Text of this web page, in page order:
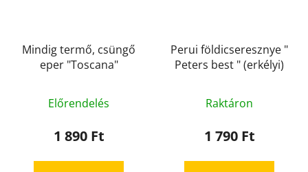
Mindig termő, csüngő
eper "Toscana"
Előrendelés
1 890 Ft
Perui földicseresznye "
Peters best " (erkélyi)
Raktáron
1 790 Ft